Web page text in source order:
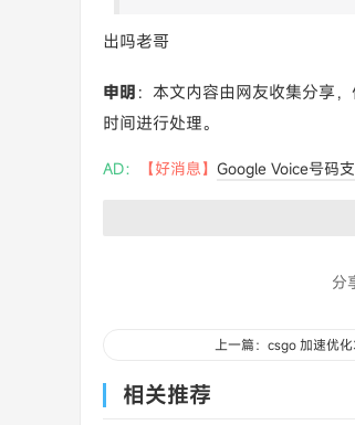
出吗老哥
申明 ：本文内容由网友收集分享
时间进行处理。
AD： 【好消息】 Google Voice号码
分
上一篇：csgo 加速优
相关推荐